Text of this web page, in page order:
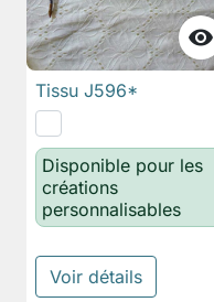

Tissu J596*
Disponible pour les
créations
personnalisables
Voir détails